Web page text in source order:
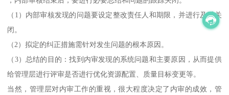
（1）内部审核发现的问题要设定整改责任人和期限，并进行及时关
闭。
（2）拟定的纠正措施需针对发生问题的根本原因。
（3）总结的目的：找到内审发现的系统问题和主要原因，从而提供
给管理层进行评审是否进行优化资源配置、质量目标变更等。
当然，管理层对内审工作的重视，很大程度决定了内审的成效，管